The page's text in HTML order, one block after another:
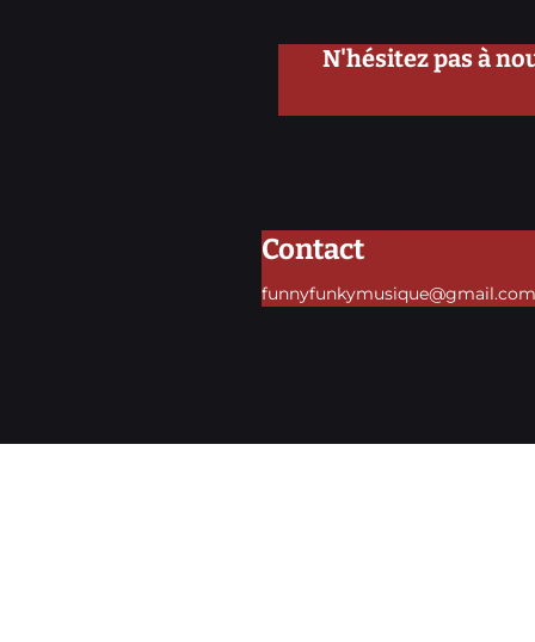
Contact
funnyfunkymusique@gmail.com
N'hésitez pas à